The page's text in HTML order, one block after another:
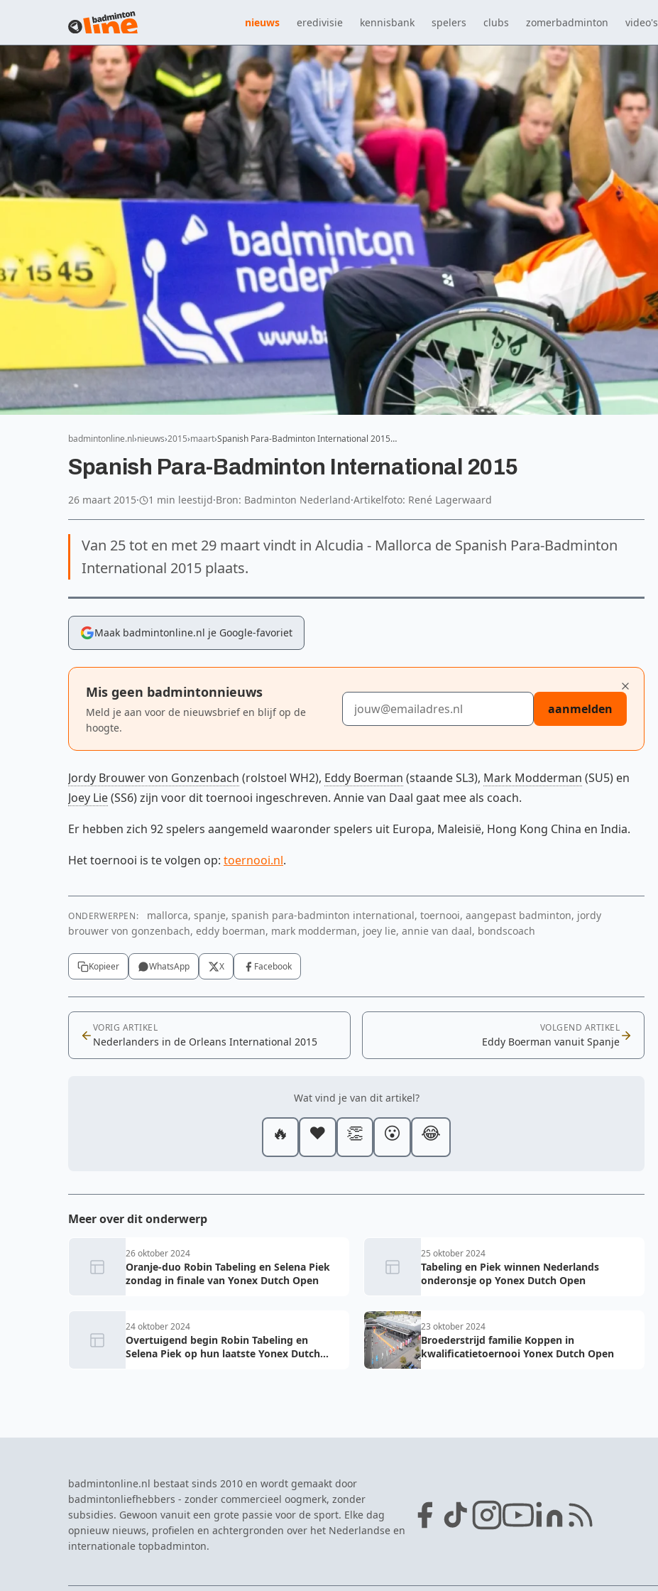
nieuws eredivisie kennisbank spelers clubs zomerbadminton video's
badmintonline.nl nieuws 2015 maart Spanish Para-Badminton International 2015…
Spanish Para-Badminton International 2015
26 maart 2015· 1 min leestijd·Bron: Badminton Nederland·Artikelfoto: René Lagerwaard
Van 25 tot en met 29 maart vindt in Alcudia - Mallorca de Spanish Para-Badminton
International 2015 plaats.
Maak badmintonline.nl je Google-favoriet
Mis geen badmintonnieuws
Meld je aan voor de nieuwsbrief en blijf op de
hoogte.
E-mailadres
aanmelden
Jordy Brouwer von Gonzenbach (rolstoel WH2), Eddy Boerman (staande SL3), Mark Modderman (SU5) en
Joey Lie(SS6) zijn voor dit toernooi ingeschreven. Annie van Daal gaat mee als coach.
Er hebben zich 92 spelers aangemeld waaronder spelers uit Europa, Maleisië, Hong Kong China en India.
Het toernooi is te volgen op: toernooi.nl.
ONDERWERPEN:
mallorca, spanje, spanish para-badminton international, toernooi, aangepast badminton, jordy
brouwer von gonzenbach, eddy boerman, mark modderman, joey lie, annie van daal, bondscoach
Kopieer WhatsApp X Facebook
VORIG ARTIKEL
Nederlanders in de Orleans International 2015
VOLGEND ARTIKEL
Eddy Boerman vanuit Spanje
Wat vind je van dit artikel?
🔥 ❤️ 👏 😮 😂
Meer over dit onderwerp
26 oktober 2024
Oranje-duo Robin Tabeling en Selena Piek
zondag in finale van Yonex Dutch Open
25 oktober 2024
Tabeling en Piek winnen Nederlands
onderonsje op Yonex Dutch Open
24 oktober 2024
Overtuigend begin Robin Tabeling en
Selena Piek op hun laatste Yonex Dutch
23 oktober 2024
Broederstrijd familie Koppen in
kwalificatietoernooi Yonex Dutch Open
badmintonline.nl bestaat sinds 2010 en wordt gemaakt door
badmintonliefhebbers - zonder commercieel oogmerk, zonder
subsidies. Gewoon vanuit een grote passie voor de sport. Elke dag
opnieuw nieuws, profielen en achtergronden over het Nederlandse en
internationale topbadminton.